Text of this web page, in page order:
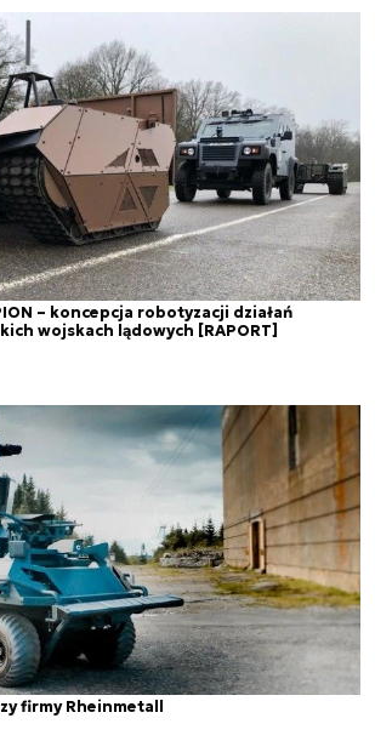
– koncepcja robotyzacji działań
wojskach lądowych [RAPORT]
firmy Rheinmetall